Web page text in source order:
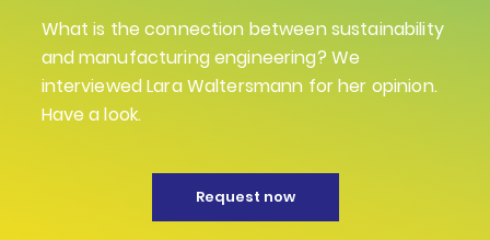
What is the connection between sustainability
and manufacturing engineering? We
interviewed Lara Waltersmann for her opinion.
Have a look.
Request now